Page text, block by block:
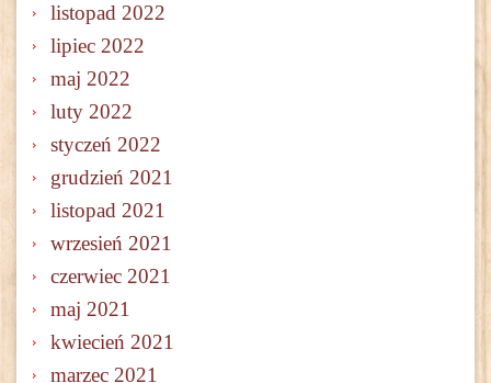
listopad 2022
lipiec 2022
maj 2022
luty 2022
styczeń 2022
grudzień 2021
listopad 2021
wrzesień 2021
czerwiec 2021
maj 2021
kwiecień 2021
marzec 2021